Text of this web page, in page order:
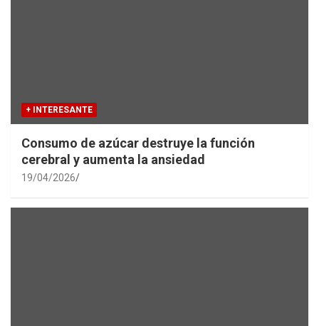
+ INTERESANTE
Consumo de azúcar destruye la función
cerebral y aumenta la ansiedad
19/04/2026